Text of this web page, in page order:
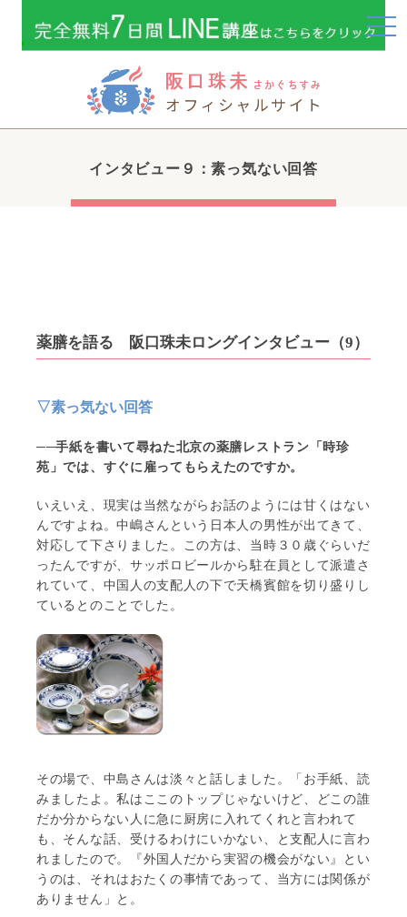
インタビュー９：素っ気ない回答
薬膳を語る 阪口珠未ロングインタビュー（9）
▽素っ気ない回答
──手紙を書いて尋ねた北京の薬膳レストラン「時珍
苑」では、すぐに雇ってもらえたのですか。
いえいえ、現実は当然ながらお話のようには甘くはない
んですよね。中嶋さんという日本人の男性が出てきて、
対応して下さりました。この方は、当時３０歳ぐらいだ
ったんですが、サッポロビールから駐在員として派遣さ
れていて、中国人の支配人の下で天橋賓館を切り盛りし
ているとのことでした。
その場で、中島さんは淡々と話しました。「お手紙、読
みましたよ。私はここのトップじゃないけど、どこの誰
だか分からない人に急に厨房に入れてくれと言われて
も、そんな話、受けるわけにいかない、と支配人に言わ
れましたので。『外国人だから実習の機会がない』とい
うのは、それはおたくの事情であって、当方には関係が
ありません」と。